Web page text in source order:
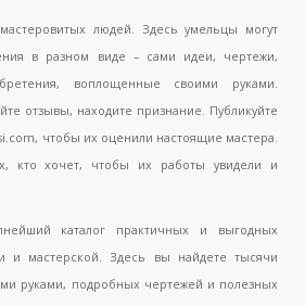
людей. Здесь умельцы могут
в разном виде – сами идеи, чертежи,
воплощенные своими руками.
отзывы, находите признание. Публикуйте
чтобы их оценили настоящие мастера.
кто хочет, чтобы их работы увидели и
каталог практичных и выгодных
и мастерской. Здесь вы найдете тысячи
руками, подробных чертежей и полезных